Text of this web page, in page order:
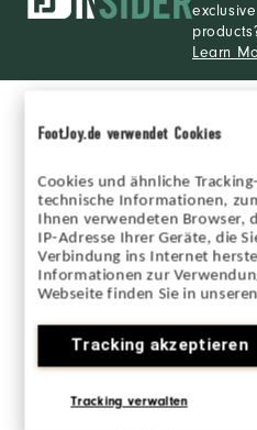
FootJoy.de verwendet Cookies
Cookies und ähnliche
technische Informationen,
Ihnen verwendeten Browser,
IP-Adresse Ihrer Geräte, die
Verbindung ins Internet
Informationen zur
Webseite finden Sie in
Tracking akzeptieren
Tracking verwalten
exclusive
Learn
Sign up for our
on the
Opt in to receive FJ eNews
Privacy Policy.